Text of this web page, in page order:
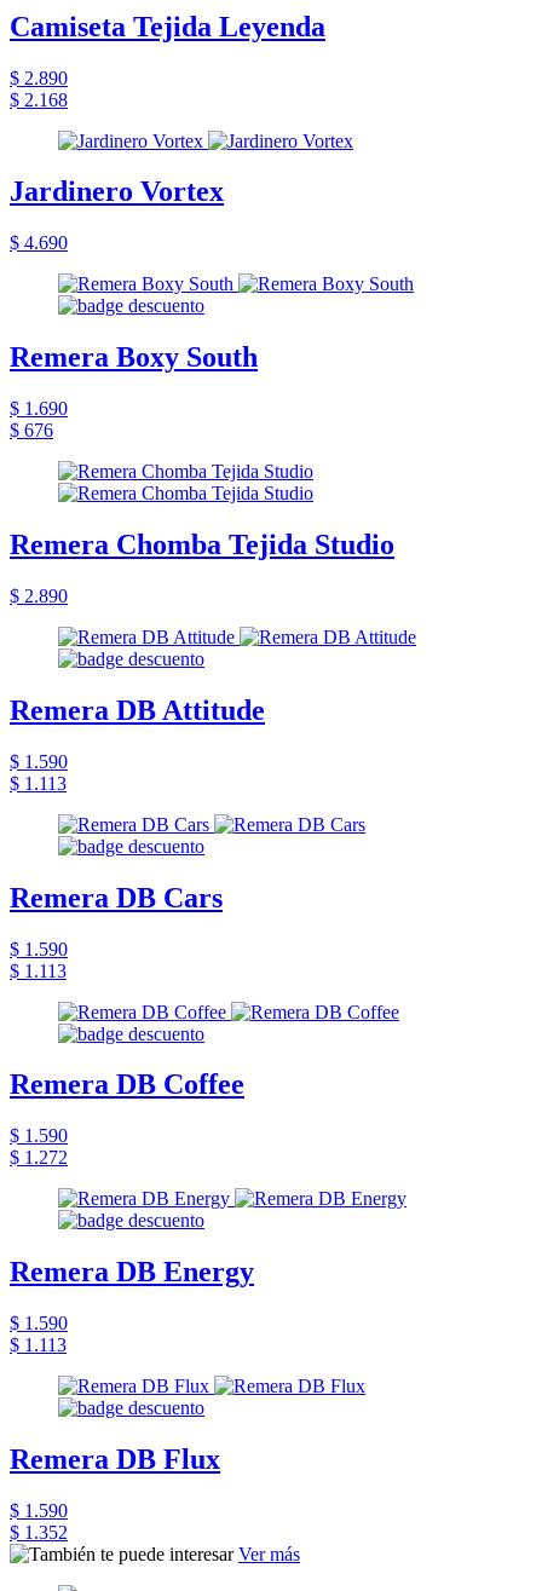
Camiseta Tejida Leyenda
$ 2.890
$ 2.168
Jardinero Vortex
$ 4.690
Remera Boxy South
$ 1.690
$ 676
Remera Chomba Tejida Studio
$ 2.890
Remera DB Attitude
$ 1.590
$ 1.113
Remera DB Cars
$ 1.590
$ 1.113
Remera DB Coffee
$ 1.590
$ 1.272
Remera DB Energy
$ 1.590
$ 1.113
Remera DB Flux
$ 1.590
$ 1.352
Ver más